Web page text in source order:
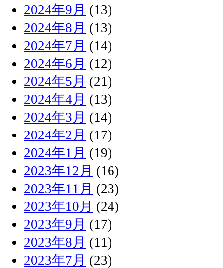
2024年9月 (13)
2024年8月 (13)
2024年7月 (14)
2024年6月 (12)
2024年5月 (21)
2024年4月 (13)
2024年3月 (14)
2024年2月 (17)
2024年1月 (19)
2023年12月 (16)
2023年11月 (23)
2023年10月 (24)
2023年9月 (17)
2023年8月 (11)
2023年7月 (23)